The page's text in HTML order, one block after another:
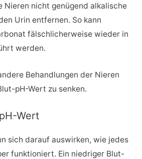
Nieren nicht genügend alkalische
Urin entfernen. So kann
fälschlicherweise wieder in
werden.
Behandlungen der Nieren
pH-Wert zu senken.
Wert
sich darauf auswirken, wie jedes
funktioniert. Ein niedriger Blut-